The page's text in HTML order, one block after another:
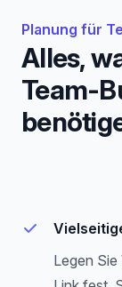
Planung für
Alles,
Team-
Legen